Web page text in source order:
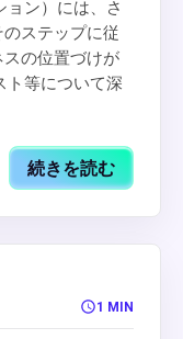
ョン）には、さ
ステップに従
の位置づけが
ト等について深
続きを読む
1 MIN